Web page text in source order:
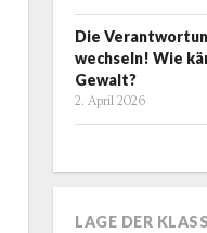
Die
wechseln! Wie
Gewalt?
2. April 2026
LAGE DER